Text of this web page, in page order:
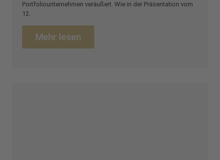
Portfoliounternehmen veräußert. Wie in der Präsentation vom
12.
Mehr lesen